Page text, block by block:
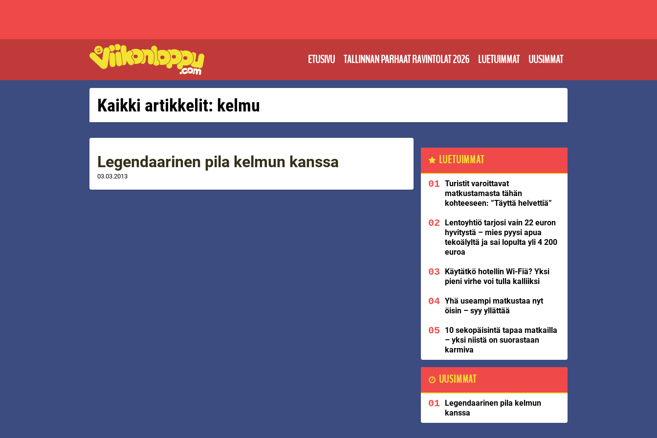
ETUSIVU TALLINNAN PARHAAT RAVINTOLAT 2026 LUETUIMMAT UUSIMMAT
Kaikki artikkelit: kelmu
Legendaarinen pila kelmun kanssa
03.03.2013
LUETUIMMAT
Turistit varoittavat
matkustamasta tähän
kohteeseen: ”Täyttä helvettiä”
Lentoyhtiö tarjosi vain 22 euron
hyvitystä – mies pyysi apua
tekoälyltä ja sai lopulta yli 4 200
euroa
Käytätkö hotellin Wi-Fiä? Yksi
pieni virhe voi tulla kalliiksi
Yhä useampi matkustaa nyt
öisin – syy yllättää
10 sekopäisintä tapaa matkailla
– yksi niistä on suorastaan
karmiva
UUSIMMAT
Legendaarinen pila kelmun
kanssa